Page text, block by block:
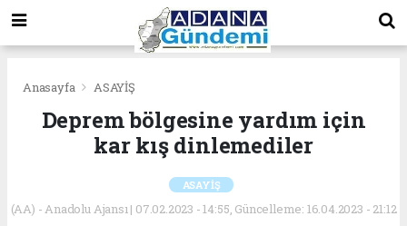
Anasayfa ASAYİŞ
Deprem bölgesine yardım için
kar kış dinlemediler
ASAYİŞ
(AA) - Anadolu Ajansı | 07.02.2023 - 14:55, Güncelleme: 16.04.2023 - 21:12